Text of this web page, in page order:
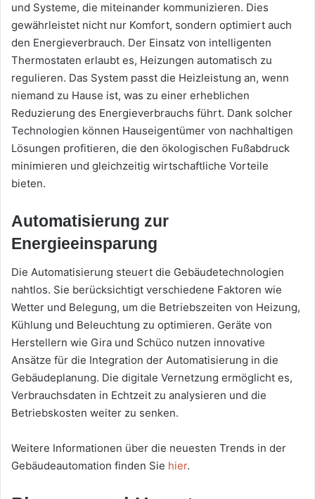
und Systeme, die miteinander kommunizieren. Dies
gewährleistet nicht nur Komfort, sondern optimiert auch
den Energieverbrauch. Der Einsatz von intelligenten
Thermostaten erlaubt es, Heizungen automatisch zu
regulieren. Das System passt die Heizleistung an, wenn
niemand zu Hause ist, was zu einer erheblichen
Reduzierung des Energieverbrauchs führt. Dank solcher
Technologien können Hauseigentümer von nachhaltigen
Lösungen profitieren, die den ökologischen Fußabdruck
minimieren und gleichzeitig wirtschaftliche Vorteile
bieten.
Automatisierung zur
Energieeinsparung
Die Automatisierung steuert die Gebäudetechnologien
nahtlos. Sie berücksichtigt verschiedene Faktoren wie
Wetter und Belegung, um die Betriebszeiten von Heizung,
Kühlung und Beleuchtung zu optimieren. Geräte von
Herstellern wie Gira und Schüco nutzen innovative
Ansätze für die Integration der Automatisierung in die
Gebäudeplanung. Die digitale Vernetzung ermöglicht es,
Verbrauchsdaten in Echtzeit zu analysieren und die
Betriebskosten weiter zu senken.
Weitere Informationen über die neuesten Trends in der
Gebäudeautomation finden Sie hier.